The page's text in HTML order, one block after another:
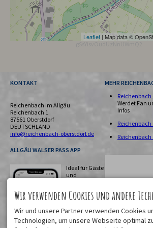
Leaflet | Map data ©
KONTAKT
Reichenbach im Allgäu
Reichenbach 1
87561 Oberstdorf
DEUTSCHLAND
info@reichenbach-oberstdorf.de
MEHR
Reichenbach
Werdet Fan
Infos
Reichenbach
Reichenbach
ALLGÄU WALSER PASS APP
Ideal für Gäste
und
Digitale
Gästekarte,
mit
Wir verwenden Cookies und andere
Wir und unsere Partner verwenden Cookies
Technologien, um unsere Webseite optimal